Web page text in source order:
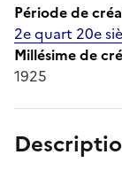
Période de
2e quart 20e
Millésime de
1925